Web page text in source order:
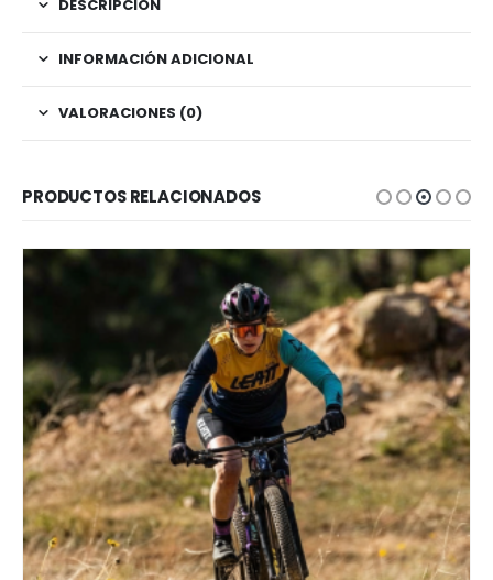
DESCRIPCIÓN
INFORMACIÓN ADICIONAL
VALORACIONES (0)
PRODUCTOS RELACIONADOS